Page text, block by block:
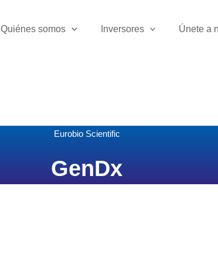
Quiénes somos Inversores Únete a
Eurobio Scientific
GenDx